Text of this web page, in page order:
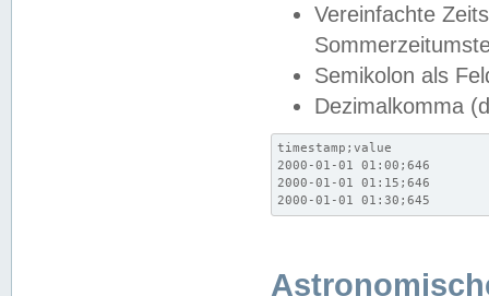
Vereinfachte
Semikolon als
Dezimalkomma
timestamp;value
2000-01-01 01:00;646
2000-01-01 01:15;646
2000-01-01 01:30;645